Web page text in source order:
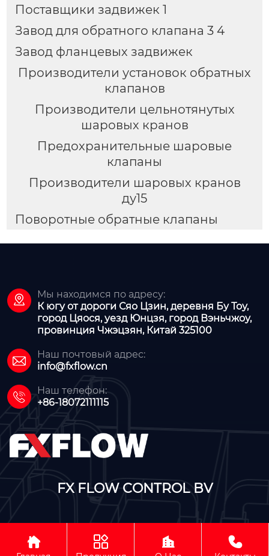
Поставщики задвижек 1
Завод для обратного клапана 3 4
Завод фланцевых задвижек
Производители установок обратных
клапанов
Производители цельнотянутых
шаровых кранов
Предохранительные шаровые
клапаны
Производители шаровых кранов
ду15
Поворотные обратные клапаны

Мы находимся по адресу:
К югу от дороги Сяо Цзин, деревня Бу Тоу,
город Цяося, уезд Юнцзя, город Вэньчжоу,
провинция Чжэцзян, Китай 325100

Наш почтовый адрес:
info@fxflow.cn

Наш телефон:
+86-18072111115
FX FLOW CONTROL BV
Авторское право©FX FLOW CONTROL BV
   